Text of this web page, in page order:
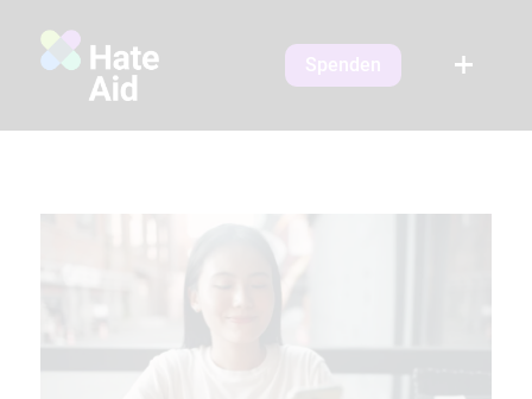
Spenden